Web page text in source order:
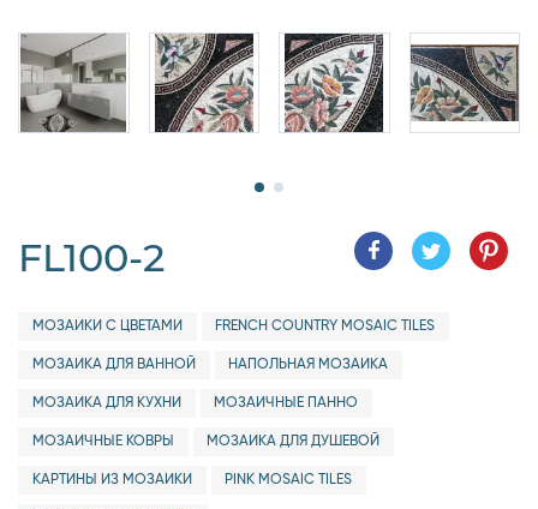
FL100-2
МОЗАИКИ С ЦВЕТАМИ FRENCH COUNTRY MOSAIC TILES
МОЗАИКА ДЛЯ ВАННОЙ НАПОЛЬНАЯ МОЗАИКА
МОЗАИКА ДЛЯ КУХНИ МОЗАИЧНЫЕ ПАННО
МОЗАИЧНЫЕ КОВРЫ МОЗАИКА ДЛЯ ДУШЕВОЙ
КАРТИНЫ ИЗ МОЗАИКИ PINK MOSAIC TILES